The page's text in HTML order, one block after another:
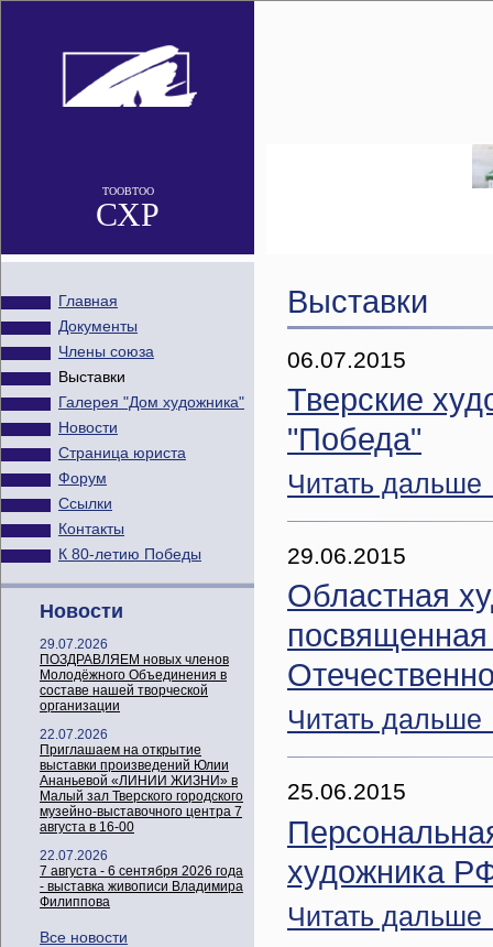
ТООВТОО
СХР
Главная
Документы
Члены союза
Выставки
Галерея "Дом художника"
Новости
Страница юриста
Форум
Ссылки
Контакты
К 80-летию Победы
Новости
29.07.2026
ПОЗДРАВЛЯЕМ новых членов
Молодёжного Объединения в
составе нашей творческой
организации
22.07.2026
Приглашаем на открытие
выставки произведений Юлии
Ананьевой «ЛИНИИ ЖИЗНИ» в
Малый зал Тверского городского
музейно-выставочного центра 7
августа в 16-00
22.07.2026
7 августа - 6 сентября 2026 года
- выставка живописи Владимира
Филиппова
Все новости
Выставки
06.07.2015
Тверские
"Победа"
Читать
29.06.2015
Областная
Читать
25.06.2015
художника
Читать